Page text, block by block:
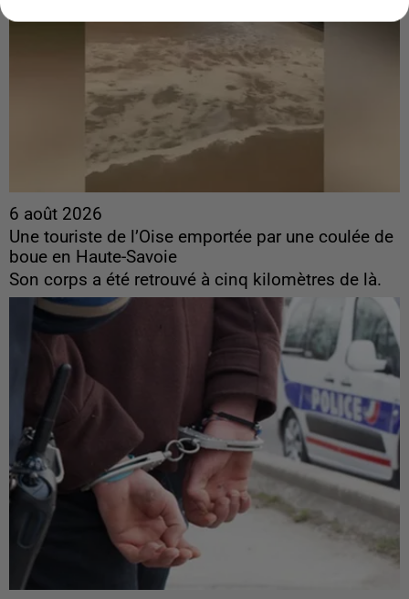
6 août 2026
Une touriste de l’Oise emportée par une coulée de
boue en Haute-Savoie
Son corps a été retrouvé à cinq kilomètres de là.